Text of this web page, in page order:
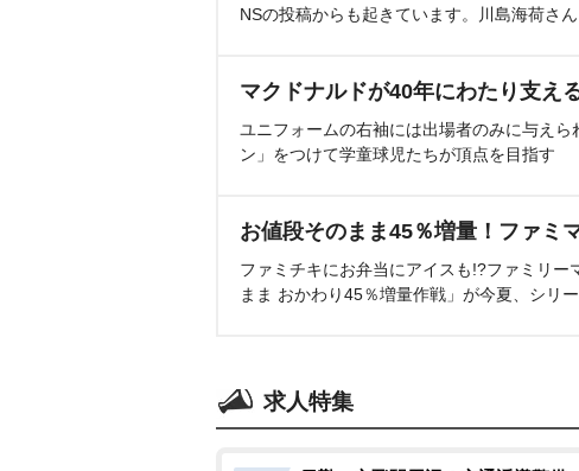
NSの投稿からも起きています。川島海荷さん
マクドナルドが40年にわたり支え
ユニフォームの右袖には出場者のみに与え
ン」をつけて学童球児たちが頂点を目指す
お値段そのまま45％増量！ファミ
ファミチキにお弁当にアイスも!?ファミリー
まま おかわり45％増量作戦」が今夏、シリ
求人特集